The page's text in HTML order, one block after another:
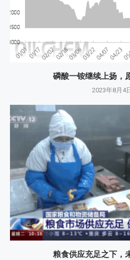
磷酸一铵继续上扬，
2023年8月4
粮食供应充足之下，